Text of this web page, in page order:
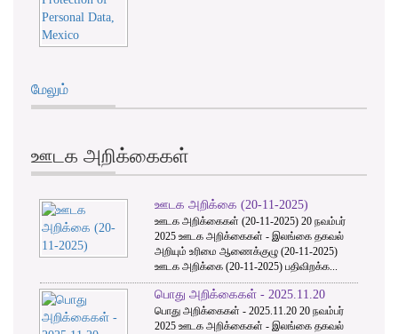
மேலும்
ஊடக அறிக்கைகள்
ஊடக அறிக்கை (20-11-2025)
ஊடக அறிக்கைகள் (20-11-2025) 20 நவம்பர்
2025 ஊடக அறிக்கைகள் - இலங்கை தகவல்
அறியும் உரிமை ஆணைக்குழு (20-11-2025)
ஊடக அறிக்கை (20-11-2025) பதிவிறக்க...
பொது அறிக்கைகள் - 2025.11.20
பொது அறிக்கைகள் - 2025.11.20 20 நவம்பர்
2025 ஊடக அறிக்கைகள் - இலங்கை தகவல்